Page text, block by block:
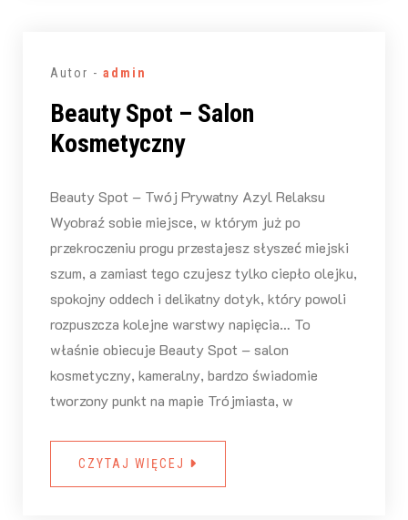
Autor - admin
Beauty Spot – Salon
Kosmetyczny
Beauty Spot – Twój Prywatny Azyl Relaksu
Wyobraź sobie miejsce, w którym już po
przekroczeniu progu przestajesz słyszeć miejski
szum, a zamiast tego czujesz tylko ciepło olejku,
spokojny oddech i delikatny dotyk, który powoli
rozpuszcza kolejne warstwy napięcia… To
właśnie obiecuje Beauty Spot – salon
kosmetyczny, kameralny, bardzo świadomie
tworzony punkt na mapie Trójmiasta, w
CZYTAJ WIĘCEJ